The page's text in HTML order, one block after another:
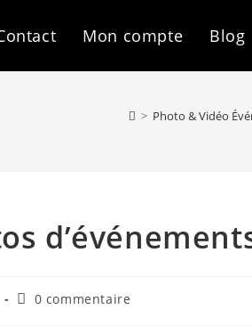
Mon compte Blog
> Photo & Vidéo
Commentaires
0 commentaire